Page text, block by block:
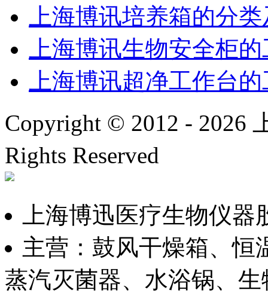
上海博讯培养箱的分
上海博讯生物安全柜
上海博讯超净工作台
Copyright © 2012 - 2026
Rights Reserved
上海博迅医疗生物仪器
主营：鼓风干燥箱、恒
蒸汽灭菌器、水浴锅、